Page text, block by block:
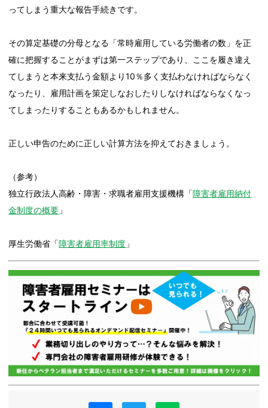
ってしまう重大な報告手続きです。
その算定基礎の分母となる「常時雇用している労働者の数」を正
確に把握することがまずは第一ステップであり、ここを履き違え
てしまうと本来支払う金額より10％多く支払わなければならなく
なったり、雇用計画を策定しなおしたりしなければならなくなっ
てしまったりすることもあるかもしれません。
正しい申告のために正しい計算方法を抑えておきましょう。
（参考）
独立行政法人高齢・障害・求職者雇用支援機構「障害者雇用納付
金制度の概要 」
厚生労働省「障害者雇用率制度 」